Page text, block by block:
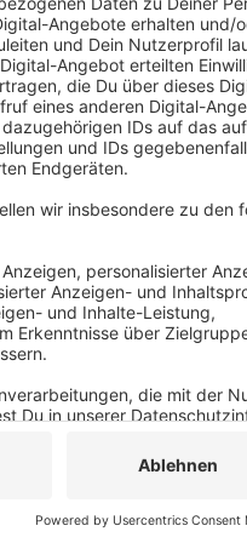
Übermorgen, am ersten
auf drei Monate befristet.
letzten Tagen mehr Sprit als
den letzten Tagen des
daran interessiert ihre
sich über den 1.
verschaffen oder ihre
Anzeige